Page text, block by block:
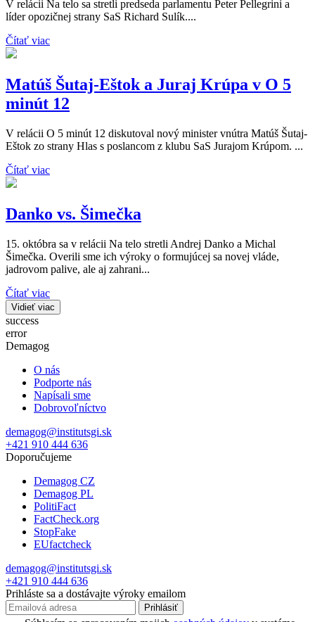
V relácii Na telo sa stretli predseda parlamentu Peter Pellegrini a
líder opozičnej strany SaS Richard Sulík....
Čítať viac
Matúš Šutaj-Eštok a Juraj Krúpa v O 5
minút 12
V relácii O 5 minút 12 diskutoval nový minister vnútra Matúš Šutaj-
Eštok zo strany Hlas s poslancom z klubu SaS Jurajom Krúpom. ...
Čítať viac
Danko vs. Šimečka
15. októbra sa v relácii Na telo stretli Andrej Danko a Michal
Šimečka. Overili sme ich výroky o formujúcej sa novej vláde,
jadrovom palive, ale aj zahrani...
Čítať viac
Vidieť viac
success
error
Demagog
O nás
Podporte nás
Napísali sme
Dobrovoľníctvo
demagog@institutsgi.sk
+421 910 444 636
Doporučujeme
Demagog CZ
Demagog PL
PolitiFact
FactCheck.org
StopFake
EUfactcheck
demagog@institutsgi.sk
+421 910 444 636
Prihláste sa a dostávajte výroky emailom
Prihlásiť